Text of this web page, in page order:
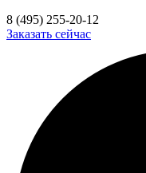
8 (495) 255-20-12
Заказать сейчас